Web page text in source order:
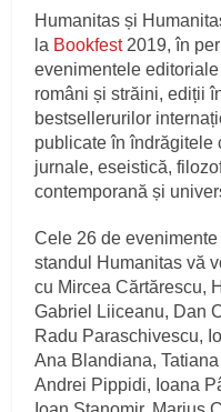
Humanitas și
la Bookfest2019, în
evenimentele
români și străini, ediții
bestsellerurilor
publicate în îndrăgitele
jurnale, eseistică,
contemporană și
Cele 26 de
standul Humanitas vă
cu Mircea Cărtărescu,
Gabriel Liiceanu, Dan
Radu Paraschivescu,
Ana Blandiana,
Andrei Pippidi, Ioana